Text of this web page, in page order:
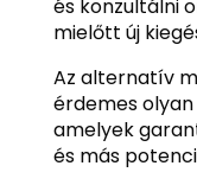
és konzultálni
mielőtt új
Az alternatív
érdemes
amelyek
és más